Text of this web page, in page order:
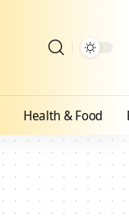
Health & Food